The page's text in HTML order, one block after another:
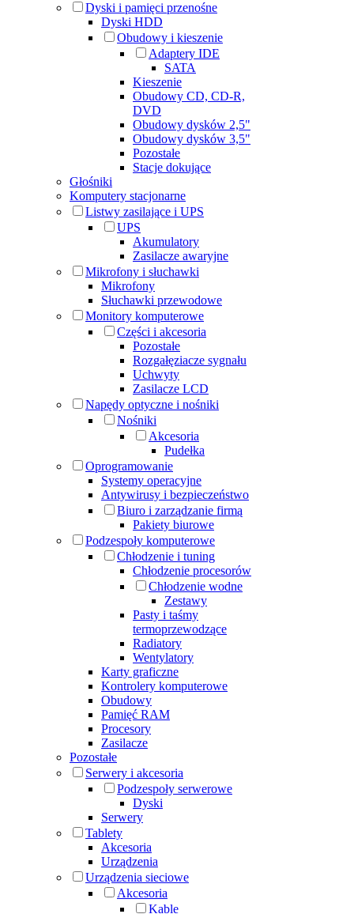
Dyski i pamięci przenośne
Dyski HDD
Obudowy i kieszenie
Adaptery IDE
SATA
Kieszenie
Obudowy CD, CD-R,
DVD
Obudowy dysków 2,5"
Obudowy dysków 3,5"
Pozostałe
Stacje dokujące
Głośniki
Komputery stacjonarne
Listwy zasilające i UPS
UPS
Akumulatory
Zasilacze awaryjne
Mikrofony i słuchawki
Mikrofony
Słuchawki przewodowe
Monitory komputerowe
Części i akcesoria
Pozostałe
Rozgałęziacze sygnału
Uchwyty
Zasilacze LCD
Napędy optyczne i nośniki
Nośniki
Akcesoria
Pudełka
Oprogramowanie
Systemy operacyjne
Antywirusy i bezpieczeństwo
Biuro i zarządzanie firmą
Pakiety biurowe
Podzespoły komputerowe
Chłodzenie i tuning
Chłodzenie procesorów
Chłodzenie wodne
Zestawy
Pasty i taśmy
termoprzewodzące
Radiatory
Wentylatory
Karty graficzne
Kontrolery komputerowe
Obudowy
Pamięć RAM
Procesory
Zasilacze
Pozostałe
Serwery i akcesoria
Podzespoły serwerowe
Dyski
Serwery
Tablety
Akcesoria
Urządzenia
Urządzenia sieciowe
Akcesoria
Kable